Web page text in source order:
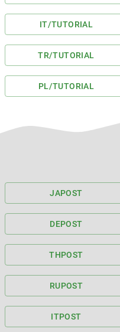
IT/TUTORIAL
TR/TUTORIAL
PL/TUTORIAL
JAPOST
DEPOST
THPOST
RUPOST
ITPOST